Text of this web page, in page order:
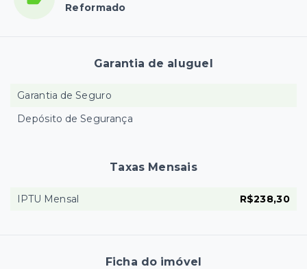
Reformado
Garantia de aluguel
Garantia de Seguro
Depósito de Segurança
Taxas Mensais
IPTU Mensal R$238,30
Ficha do imóvel